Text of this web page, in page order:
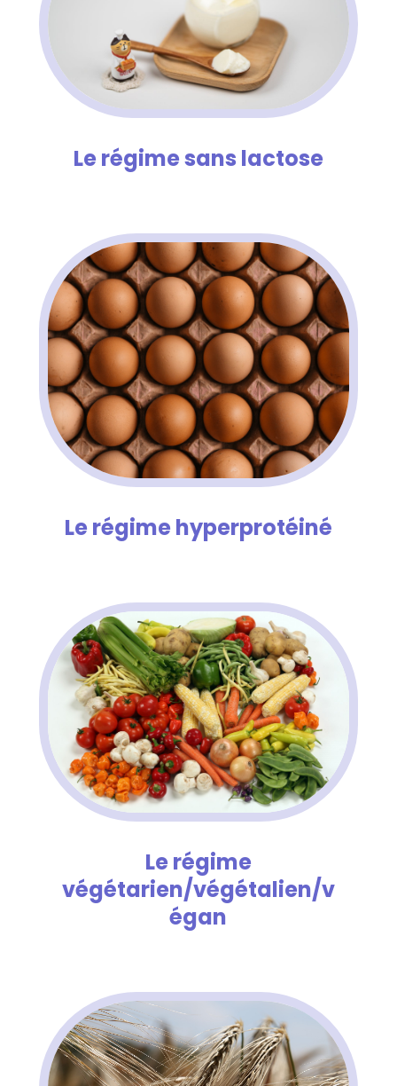
Le régime sans lactose
Le régime hyperprotéiné
Le régime
végétarien/végétalien/v
égan